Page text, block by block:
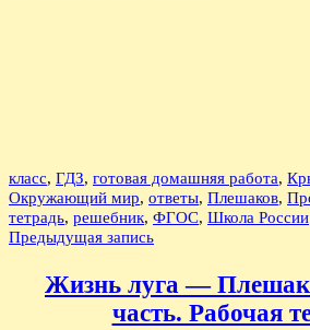
класс, ГДЗ, готовая домашняя работа,
Окружающий мир, ответы, Плешаков,
тетрадь, решебник, ФГОС, Школа России
Навигация
записям
Предыдущая запись
Жизнь луга —
часть. Рабочая